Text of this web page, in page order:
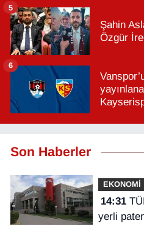
Şahin
Özgür
5
6
Son Haberler
EKONOMİ
14:31TÜRKPATENT'e 4 bin 641
yerli